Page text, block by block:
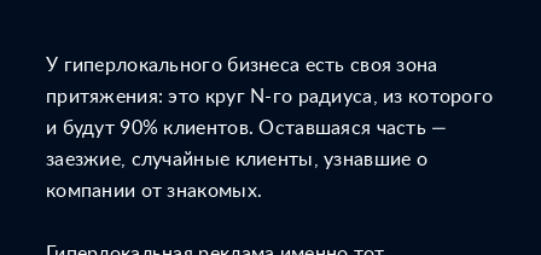
У гиперлокального бизнеса есть своя зона
притяжения: это круг N-го радиуса, из которого
и будут 90% клиентов. Оставшаяся часть —
заезжие, случайные клиенты, узнавшие о
компании от знакомых.